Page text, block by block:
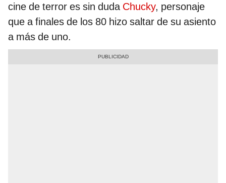
cine de terror es sin duda Chucky, personaje
que a finales de los 80 hizo saltar de su asiento
a más de uno.